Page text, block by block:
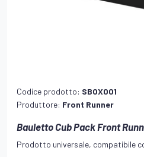
Codice prodotto: SBOX001
Produttore: Front Runner
Bauletto Cub Pack Front
Prodotto universale, compatibile